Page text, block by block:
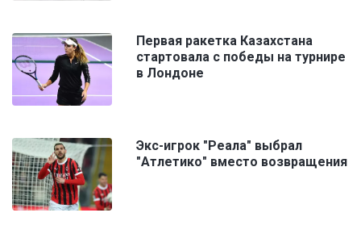
Первая ракетка Казахстана
стартовала с победы на турнире
в Лондоне
Экс-игрок "Реала" выбрал
"Атлетико" вместо возвращения